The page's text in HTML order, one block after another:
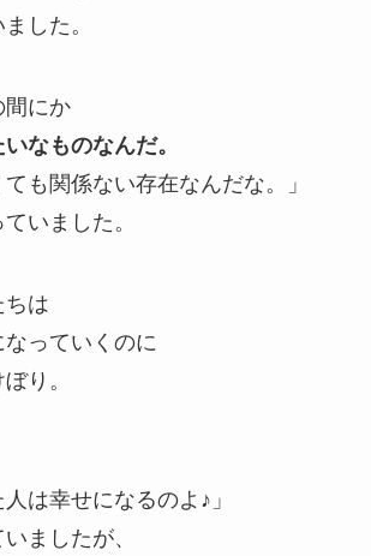
した。
間にか
なものなんだ。
も関係ない存在なんだな。」
いました。
ちは
っていくのに
り。
人は幸せになるのよ♪」
ましたが、